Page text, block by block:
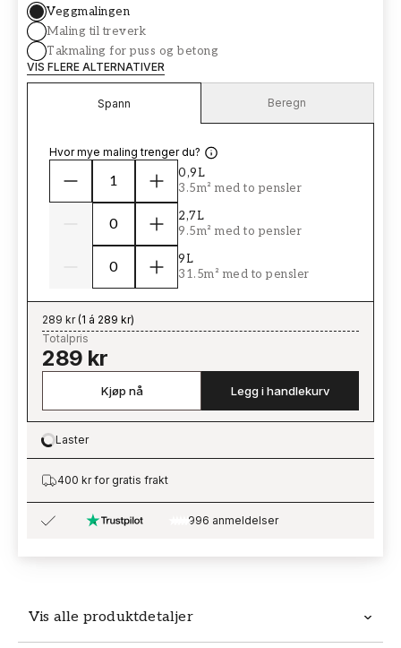
Vis alle produktdetaljer
Veggmalingen
Maling til treverk
Takmaling for puss og betong
VIS FLERE ALTERNATIVER
Spann Beregn
Hvor mye maling trenger du?
0,9L
3.5m² med to pensler
2,7L
9.5m² med to pensler
9L
31.5m² med to pensler
289 kr(1 á 289 kr)
Totalpris
289 kr
Kjøp nå Legg i handlekurv
Loading…
Laster
400 kr for gratis frakt
996 anmeldelser